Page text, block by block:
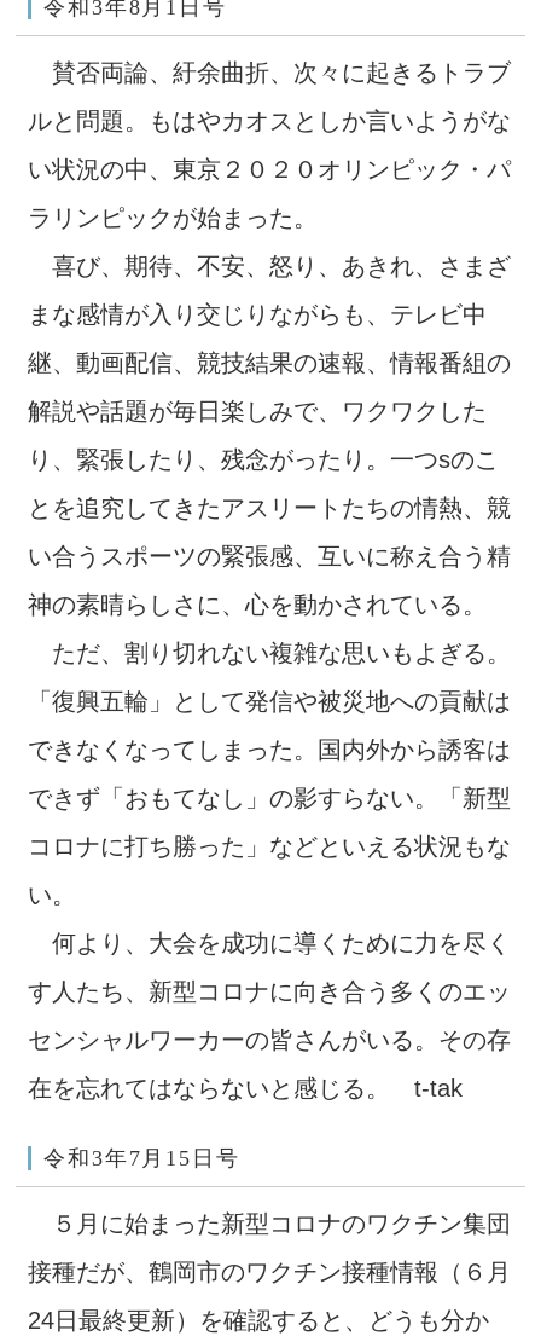
令和3年8月1日号
賛否両論、紆余曲折、次々に起きるトラブ
ルと問題。もはやカオスとしか言いようがな
い状況の中、東京２０２０オリンピック・パ
ラリンピックが始まった。
喜び、期待、不安、怒り、あきれ、さまざ
まな感情が入り交じりながらも、テレビ中
継、動画配信、競技結果の速報、情報番組の
解説や話題が毎日楽しみで、ワクワクした
り、緊張したり、残念がったり。一つsのこ
とを追究してきたアスリートたちの情熱、競
い合うスポーツの緊張感、互いに称え合う精
神の素晴らしさに、心を動かされている。
ただ、割り切れない複雑な思いもよぎる。
「復興五輪」として発信や被災地への貢献は
できなくなってしまった。国内外から誘客は
できず「おもてなし」の影すらない。「新型
コロナに打ち勝った」などといえる状況もな
い。
何より、大会を成功に導くために力を尽く
す人たち、新型コロナに向き合う多くのエッ
センシャルワーカーの皆さんがいる。その存
在を忘れてはならないと感じる。 t-tak
令和3年7月15日号
５月に始まった新型コロナのワクチン集団
接種だが、鶴岡市のワクチン接種情報（６月
24日最終更新）を確認すると、どうも分か